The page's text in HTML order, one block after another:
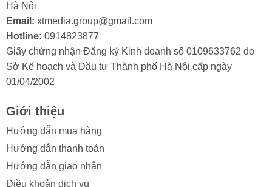
Màn hình iPad Pro M1 12.9 2021 là một bộ phận quan
trọng và có giá trị, do đó, việc cổ cáp màn hình bị hỏng
thường khiến người dùng khá lo lắng. Việc hiểu rõ các
nguyên nhân gây ra tình trạng này sẽ giúp bạn chủ
động phòng tránh và bảo vệ thiết bị của mình hiệu quả
Trong quá trình sử dụng, màn hình iPad Mini 3 có thể
gặp phải tình trạng hư hỏng ở cổ cáp. Điều này thường
xuất phát từ một số lý do sau:
- Va đập mạnh: Điện thoại bị rơi hoặc va đập gây tổn
Hà Nội
Email: xtmedia.group@gmail.com
Hotline: 0914823877
Giấy chứng nhận Đăng ký Kinh doanh số 0109633762 do
Sở Kế hoạch và Đầu tư Thành phố Hà Nội cấp ngày
01/04/2002
Giới thiệu
Hướng dẫn mua hàng
Hướng dẫn thanh toán
Hướng dẫn giao nhận
Điều khoản dịch vụ